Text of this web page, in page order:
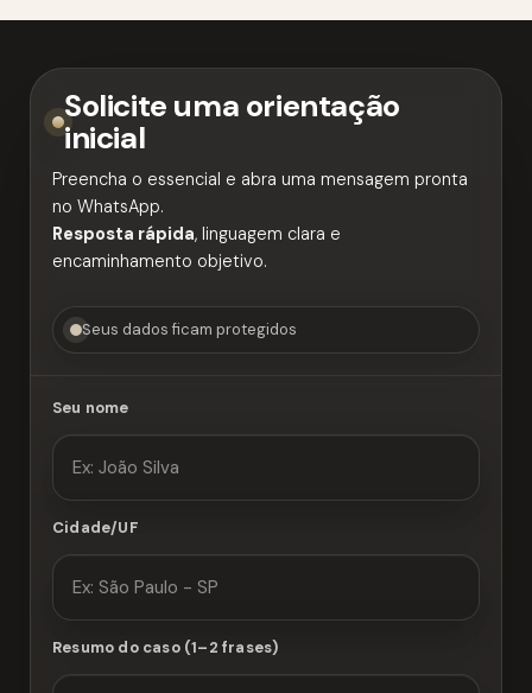
Solicite uma orientação
inicial
Preencha o essencial e abra uma mensagem pronta
no WhatsApp.
Resposta rápida, linguagem clara e
encaminhamento objetivo.
Seus dados ficam protegidos
Seu nome
Cidade/UF
Resumo do caso (1–2 frases)